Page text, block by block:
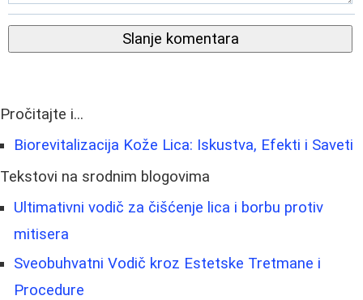
Slanje komentara
Pročitajte i...
Biorevitalizacija Kože Lica: Iskustva, Efekti i Saveti
Tekstovi na srodnim blogovima
Ultimativni vodič za čišćenje lica i borbu protiv
mitisera
Sveobuhvatni Vodič kroz Estetske Tretmane i
Procedure